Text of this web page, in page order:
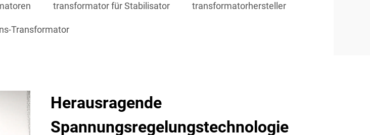
transformator für Stabilisator transformatorhersteller
Transformator
Herausragende
Spannungsregelungstechnologie